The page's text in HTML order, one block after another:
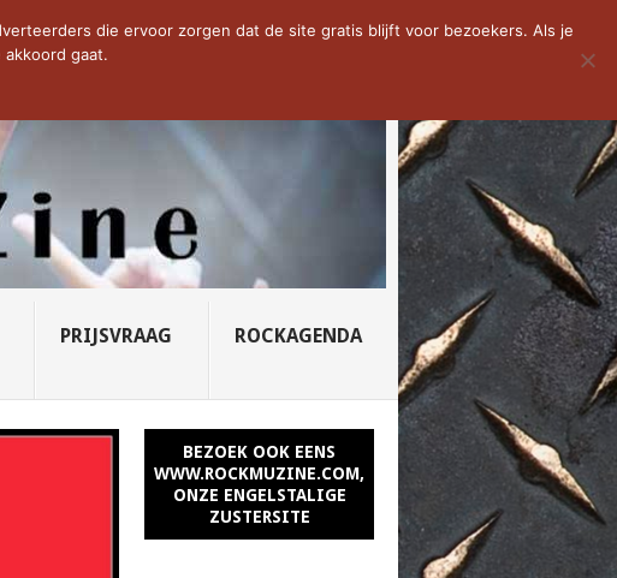
0... CD VAN DE WEEK: SLEEPING...
PRIJSVRAAG ROCKAGENDA
BEZOEK OOK EENS
WWW.ROCKMUZINE.COM,
ONZE ENGELSTALIGE
ZUSTERSITE
die ervoor zorgen dat de site gratis blijft voor bezoekers. Als je
gaat.